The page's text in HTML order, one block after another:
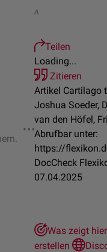
A
Teilen
Loading...
Zitieren
Artikel Cartilago
Joshua Soeder,
van den Höfel,
Abrufbar unter:
https://
DocCheck
07.04.2025
Was zeigt
erstellen